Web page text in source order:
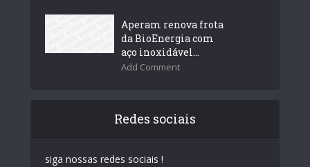
Aperam renova frota
da BioEnergia com
aço inoxidável...
Add Comment
Redes sociais
siga nossas redes sociais !